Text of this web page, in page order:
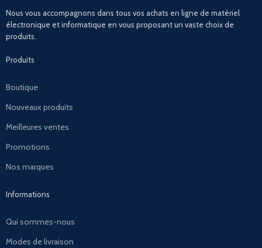
Nous vous accompagnons dans tous vos achats en ligne de matériel
électronique et informatique en vous proposant un vaste choix de
produits.
Produits
Boutique
Nouveaux produits
Meilleures ventes
Promotions
Nos marques
Informations
Qui sommes-nous
Modes de livraison